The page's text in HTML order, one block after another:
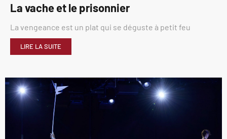
La vache et le prisonnier
La vengeance est un plat qui se déguste à petit feu
LIRE LA SUITE